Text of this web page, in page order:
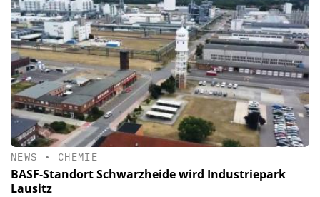
NEWS • CHEMIE
BASF-Standort Schwarzheide wird Industriepark
Lausitz